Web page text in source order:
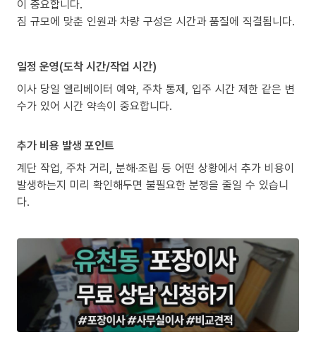
이 중요합니다.
짐 규모에 맞춘 인원과 차량 구성은 시간과 품질에 직결됩니다.
일정 운영(도착 시간/작업 시간)
이사 당일 엘리베이터 예약, 주차 통제, 입주 시간 제한 같은 변
수가 있어 시간 약속이 중요합니다.
추가 비용 발생 포인트
계단 작업, 주차 거리, 분해·조립 등 어떤 상황에서 추가 비용이
발생하는지 미리 확인해두면 불필요한 분쟁을 줄일 수 있습니
다.